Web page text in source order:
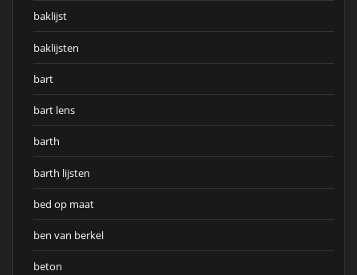
baklijst
baklijsten
bart
bart lens
barth
barth lijsten
bed op maat
ben van berkel
beton